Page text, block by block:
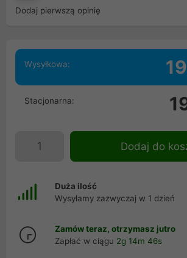
Dodaj pierwszą opinię
Wysyłkowa:
Stacjonarna:
Dodaj do
Duża ilość
Wysyłamy zazwyczaj w 1 dzień
Zamów teraz, otrzymasz jutro
Zapłać w ciągu 2g 14m 45s